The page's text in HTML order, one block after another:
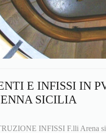
E INFISSI IN
SICILIA
INFISSI F.lli Arena